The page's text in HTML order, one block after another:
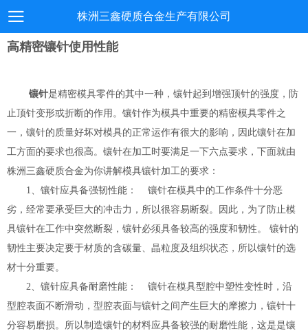
株洲三鑫硬质合金生产有限公司
高精密镶针使用性能
镶针是精密模具零件的其中一种，镶针起到增强顶针的强度，防
止顶针变形或折断的作用。镶针作为模具中重要的精密模具零件之
一，镶针的质量好坏对模具的正常运作有很大的影响，因此镶针在加
工方面的要求也很高。镶针在加工时要满足一下六点要求，下面就由
株洲三鑫硬质合金为你讲解模具镶针加工的要求：
1、镶针应具备强韧性能： 镶针在模具中的工作条件十分恶
劣，经常要承受巨大的冲击力，所以很容易断裂。因此，为了防止模
具镶针在工作中突然断裂，镶针必须具备较高的强度和韧性。 镶针的
韧性主要决定要于材质的含碳量、晶粒度及组织状态，所以镶针的选
材十分重要。
2、镶针应具备耐磨性能： 镶针在模具型腔中塑性变性时，沿
型腔表面不断滑动，型腔表面与镶针之间产生巨大的摩擦力，镶针十
分容易磨损。所以制造镶针的材料应具备较强的耐磨性能，这是是镶